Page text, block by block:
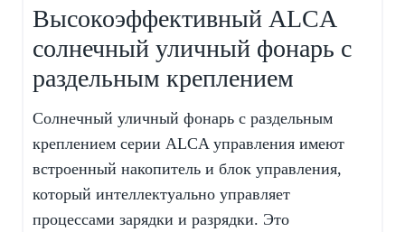
Высокоэффективный ALCA
солнечный уличный фонарь с
раздельным креплением
Солнечный уличный фонарь с раздельным
креплением серии ALCA управления имеют
встроенный накопитель и блок управления,
который интеллектуально управляет
процессами зарядки и разрядки. Это